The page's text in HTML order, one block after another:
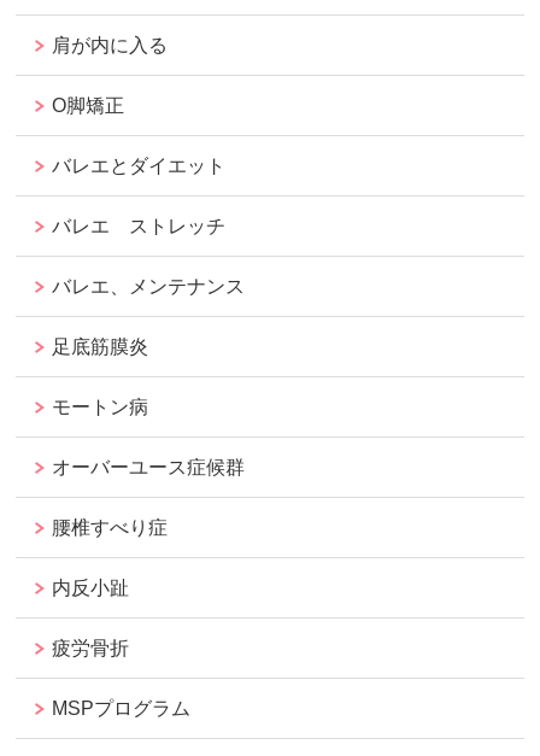
肩が内に入る
O脚矯正
バレエとダイエット
バレエ ストレッチ
バレエ、メンテナンス
足底筋膜炎
モートン病
オーバーユース症候群
腰椎すべり症
内反小趾
疲労骨折
MSPプログラム